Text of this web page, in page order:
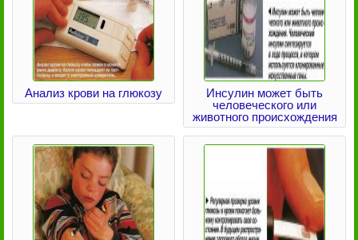
Анализ крови на глюкозу
Инсулин может быть
человеческого или
животного происхождения